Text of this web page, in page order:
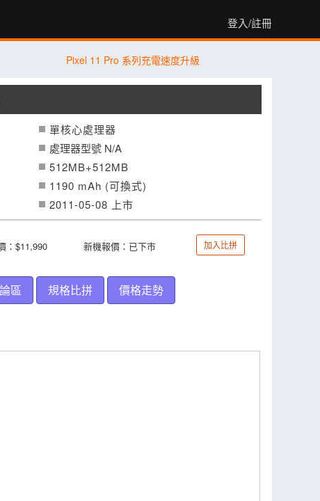
登入/註冊
Pixel 11 Pro 系列充電速度升級
單核心處理器
處理器型號 N/A
512MB+512MB
1190 mAh (可換式)
2011-05-08 上市
：$11,990 新機報價：已下市 加入比拼
區 規格比拼 價格走勢